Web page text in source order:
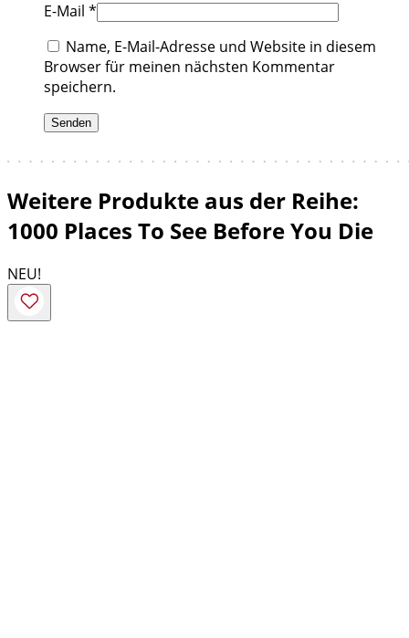
E-Mail *
Name, E-Mail-Adresse und Website in diesem
Browser für meinen nächsten Kommentar
speichern.
Weitere Produkte aus der Reihe:
1000 Places To See Before You Die
NEU!